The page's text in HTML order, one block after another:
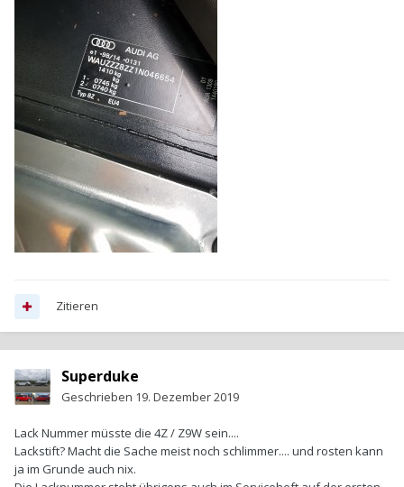
Zitieren
Superduke
Geschrieben 19. Dezember 2019
Lack Nummer müsste die 4Z / Z9W sein....
Lackstift? Macht die Sache meist noch schlimmer.... und rosten kann
ja im Grunde auch nix.